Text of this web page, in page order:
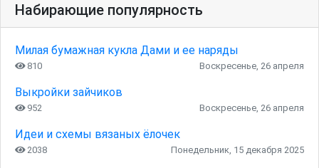
Набирающие популярность
Милая бумажная кукла Дами и ее наряды
810 Воскресенье, 26 апреля
Выкройки зайчиков
952 Воскресенье, 26 апреля
Идеи и схемы вязаных ёлочек
2038 Понедельник, 15 декабря 2025